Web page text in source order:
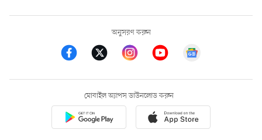
অনুসরণ করুন
মোবাইল অ্যাপস ডাউনলোড করুন